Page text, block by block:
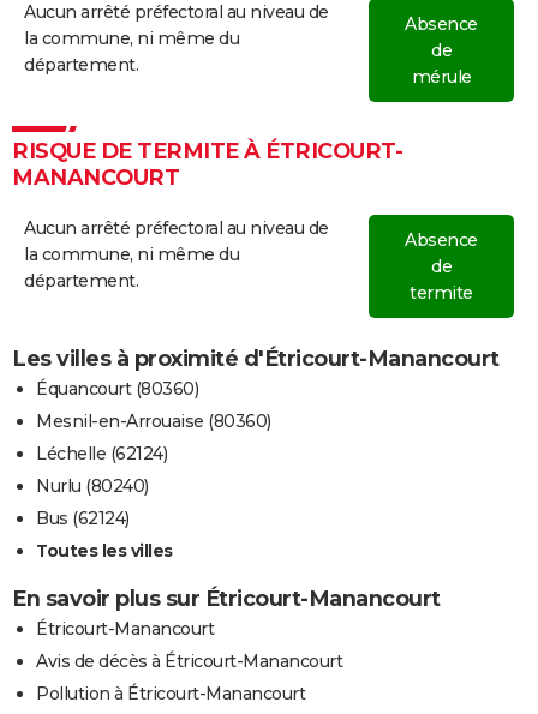
Aucun arrêté préfectoral au niveau de
la commune, ni même du
département.
Absence
de
mérule
RISQUE DE TERMITE À ÉTRICOURT-
MANANCOURT
Aucun arrêté préfectoral au niveau de
la commune, ni même du
département.
Absence
de
termite
Les villes à proximité d'Étricourt-Manancourt
Équancourt (80360)
Mesnil-en-Arrouaise (80360)
Léchelle (62124)
Nurlu (80240)
Bus (62124)
Toutes les villes
En savoir plus sur Étricourt-Manancourt
Étricourt-Manancourt
Avis de décès à Étricourt-Manancourt
Pollution à Étricourt-Manancourt